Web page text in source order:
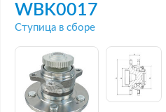
WBK0017
Ступица в сборе